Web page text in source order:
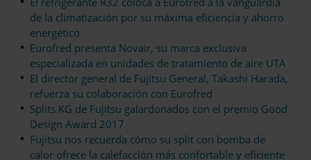
de la climatización por su máxima eficiencia y ahorro
energético
Eurofred presenta Novair, su marca exclusiva
especializada en unidades de tratamiento de aire UTA
El director general de Fujitsu General, Takashi Harada,
refuerza su colaboración con Eurofred
Splits KG de Fujitsu galardonados con el premio Good
Design Award 2017
Fujitsu nos recuerda cómo su split con bomba de
calor ofrece la calefacción más confortable y eficiente